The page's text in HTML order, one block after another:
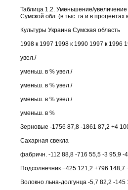
Таблица 1.2. Уменьшение/
Сумской обл. (в тыс. га и в процентах
Культуры Украина Сумская область
1998 к 1997 1998 к 1990 1997 к 1996
увел./
уменьш. в % увел./
уменьш. в % увел./
уменьш. в % увел./
уменьш. в %
Зерновые -1756 87,8 -1861 87,2 +4
Сахарная свекла
фабричн. -112 88,8 -716 55,5 -3 95,9 -
Подсолнечник +425 121,2 +796 148,7
Волокно льна-долгунца -5,7 82,2 -145